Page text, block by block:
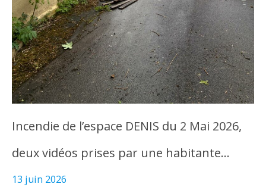
Incendie de l’espace DENIS du 2 Mai 2026,
deux vidéos prises par une habitante…
13 juin 2026